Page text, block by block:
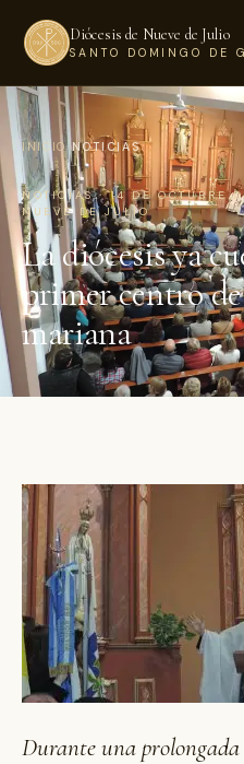
Diócesis de Nueve de Julio
SANTO DOMINGO DE
INICIO›NOTICIAS
NOTICIAS · 14 DE OCTUBRE
NUEVE DE JULIO
La diócesis ya
primer centro
mariana
Durante una prolongada